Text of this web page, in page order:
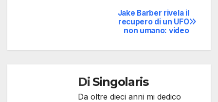
Jake Barber rivela il
recupero di un UFO
non umano: video
Di Singolaris
Da oltre dieci anni mi dedico